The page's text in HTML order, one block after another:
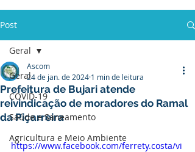
Post
Geral
COVID-19
Saúde e Saneamento
Agricultura e Meio Ambiente
Geral
Prefeitura de Bujari atende
reivindicação de moradores do Ramal
da Piçarreira
Ascom
24 de jan. de 2024 1 min de leitura
https://www.facebook.com/ferrety.costa/vi